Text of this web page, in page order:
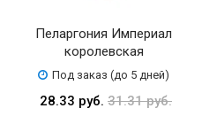
Пеларгония Империал
королевская
Под заказ (до 5 дней)
28.33 руб. 31.31 руб.